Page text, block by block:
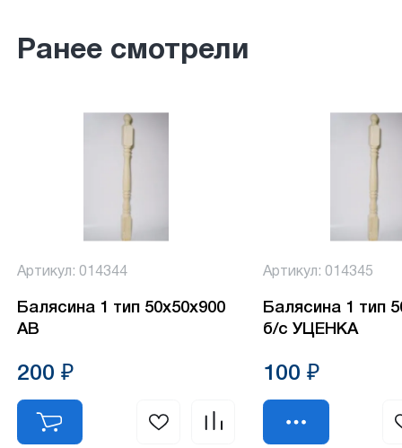
Ранее смотрели
Артикул: 014344
Балясина 1 тип 50х50х900
АВ
200 ₽
Артикул: 014345
Балясина 1 тип
б/с УЦЕНКА
100 ₽